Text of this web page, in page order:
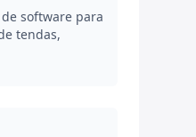
software para
tendas,